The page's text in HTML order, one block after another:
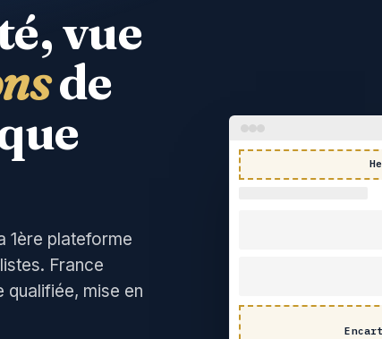
vue
de
1ère plateforme
France
qualifiée, mise en